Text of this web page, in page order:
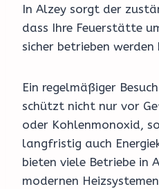
In Alzey sorgt der
dass Ihre Feuerstätte
sicher betrieben werden
Ein regelmäßiger
schützt nicht nur vor
oder Kohlenmonoxid,
langfristig auch
bieten viele Betriebe in
modernen